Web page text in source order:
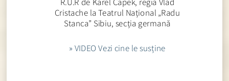
Cristache la Teatrul Național „Radu
Stanca” Sibiu, secția germană
» VIDEO Vezi cine le susține